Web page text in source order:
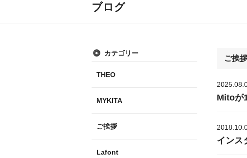
ブログ
ご挨拶
Mitoが
インス
カテゴリー
THEO
MYKITA
ご挨拶
Lafont